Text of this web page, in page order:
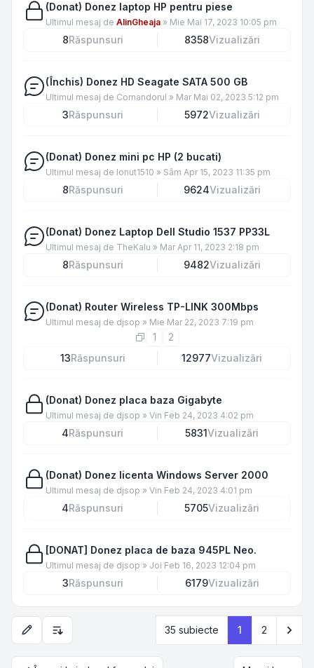
(Donat) Donez laptop HP pentru piese
Ultimul mesaj de AlinGheaja » Mie Mai 17, 2023 10:05 pm
8Răspunsuri 8358Vizualizări
(Închis) Donez HD Seagate SATA 500 GB
Ultimul mesaj de Comandorul » Mar Mai 02, 2023 5:12 pm
3Răspunsuri 5972Vizualizări
(Donat) Donez mini pc HP (2 bucati)
Ultimul mesaj de Ionut1510 » Sâm Apr 15, 2023 11:35 pm
8Răspunsuri 9624Vizualizări
(Donat) Donez Laptop Dell Studio 1537 PP33L
Ultimul mesaj de TheKalu » Mar Apr 11, 2023 2:18 pm
8Răspunsuri 9482Vizualizări
(Donat) Router Wireless TP-LINK 300Mbps
Ultimul mesaj de djsop » Mie Mar 22, 2023 7:19 pm
1
2
13Răspunsuri 12977Vizualizări
(Donat) Donez placa baza Gigabyte
Ultimul mesaj de djsop » Vin Feb 24, 2023 4:02 pm
4Răspunsuri 5831Vizualizări
(Donat) Donez licenta Windows Server 2000
Ultimul mesaj de djsop » Vin Feb 24, 2023 4:01 pm
4Răspunsuri 5705Vizualizări
[DONAT] Donez placa de baza 945PL Neo.
Ultimul mesaj de djsop » Joi Feb 16, 2023 12:04 pm
3Răspunsuri 6179Vizualizări
Opțiuni de sortare și afișare35 subiecte 1 2